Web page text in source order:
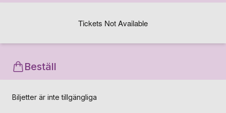
Tickets Not Available
Beställ
Biljetter är inte tillgängliga